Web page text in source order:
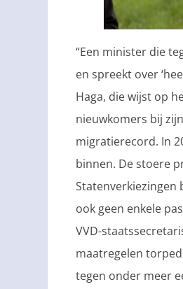
“Een minister die
en spreekt over
Haga, die wijst op
nieuwkomers bij
migratierecord. In
binnen. De stoere
Statenverkiezingen
ook geen enkele
VVD-
maatregelen
tegen onder meer